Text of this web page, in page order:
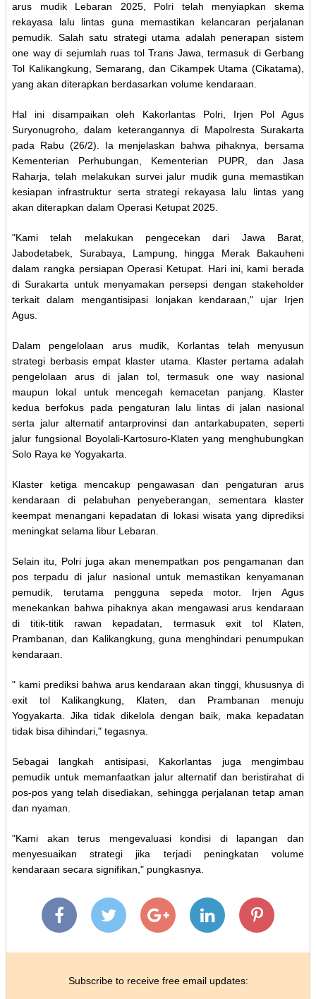
arus mudik Lebaran 2025, Polri telah menyiapkan skema
rekayasa lalu lintas guna memastikan kelancaran perjalanan
pemudik. Salah satu strategi utama adalah penerapan sistem
one way di sejumlah ruas tol Trans Jawa, termasuk di Gerbang
Tol Kalikangkung, Semarang, dan Cikampek Utama (Cikatama),
yang akan diterapkan berdasarkan volume kendaraan.
Hal ini disampaikan oleh Kakorlantas Polri, Irjen Pol Agus
Suryonugroho, dalam keterangannya di Mapolresta Surakarta
pada Rabu (26/2). Ia menjelaskan bahwa pihaknya, bersama
Kementerian Perhubungan, Kementerian PUPR, dan Jasa
Raharja, telah melakukan survei jalur mudik guna memastikan
kesiapan infrastruktur serta strategi rekayasa lalu lintas yang
akan diterapkan dalam Operasi Ketupat 2025.
"Kami telah melakukan pengecekan dari Jawa Barat,
Jabodetabek, Surabaya, Lampung, hingga Merak Bakauheni
dalam rangka persiapan Operasi Ketupat. Hari ini, kami berada
di Surakarta untuk menyamakan persepsi dengan stakeholder
terkait dalam mengantisipasi lonjakan kendaraan," ujar Irjen
Agus.
Dalam pengelolaan arus mudik, Korlantas telah menyusun
strategi berbasis empat klaster utama. Klaster pertama adalah
pengelolaan arus di jalan tol, termasuk one way nasional
maupun lokal untuk mencegah kemacetan panjang. Klaster
kedua berfokus pada pengaturan lalu lintas di jalan nasional
serta jalur alternatif antarprovinsi dan antarkabupaten, seperti
jalur fungsional Boyolali-Kartosuro-Klaten yang menghubungkan
Solo Raya ke Yogyakarta.
Klaster ketiga mencakup pengawasan dan pengaturan arus
kendaraan di pelabuhan penyeberangan, sementara klaster
keempat menangani kepadatan di lokasi wisata yang diprediksi
meningkat selama libur Lebaran.
Selain itu, Polri juga akan menempatkan pos pengamanan dan
pos terpadu di jalur nasional untuk memastikan kenyamanan
pemudik, terutama pengguna sepeda motor. Irjen Agus
menekankan bahwa pihaknya akan mengawasi arus kendaraan
di titik-titik rawan kepadatan, termasuk exit tol Klaten,
Prambanan, dan Kalikangkung, guna menghindari penumpukan
kendaraan.
" kami prediksi bahwa arus kendaraan akan tinggi, khususnya di
exit tol Kalikangkung, Klaten, dan Prambanan menuju
Yogyakarta. Jika tidak dikelola dengan baik, maka kepadatan
tidak bisa dihindari," tegasnya.
Sebagai langkah antisipasi, Kakorlantas juga mengimbau
pemudik untuk memanfaatkan jalur alternatif dan beristirahat di
pos-pos yang telah disediakan, sehingga perjalanan tetap aman
dan nyaman.
"Kami akan terus mengevaluasi kondisi di lapangan dan
menyesuaikan strategi jika terjadi peningkatan volume
kendaraan secara signifikan," pungkasnya.
Subscribe to receive free email updates: